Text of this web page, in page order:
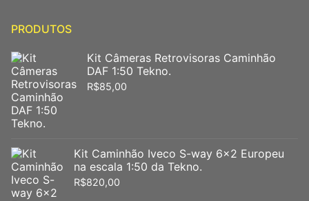
PRODUTOS
Kit Câmeras Retrovisoras Caminhão
DAF 1:50 Tekno.
R$85,00
Kit Caminhão Iveco S-way 6x2 Europeu
na escala 1:50 da Tekno.
R$820,00